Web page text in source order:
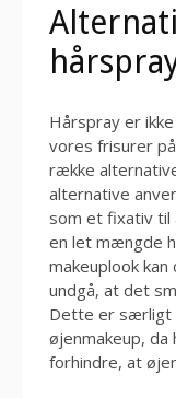
Hårspray er
vores frisurer
række
alternative
som et fixativ til
en let mængde
makeuplook
undgå, at det
Dette er særligt
øjenmakeup,
forhindre, at